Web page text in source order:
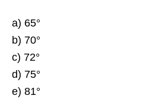
a) 65°
b) 70°
c) 72°
d) 75°
e) 81°